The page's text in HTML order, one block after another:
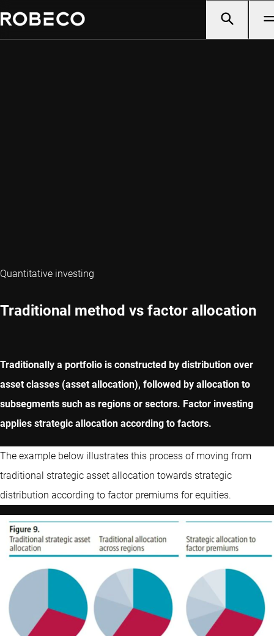
Quantitative investing
Traditional method vs factor allocation
Traditionally a portfolio is constructed by distribution over
asset classes (asset allocation), followed by allocation to
subsegments such as regions or sectors. Factor investing
applies strategic allocation according to factors.
The example below illustrates this process of moving from
traditional strategic asset allocation towards strategic
distribution according to factor premiums for equities.